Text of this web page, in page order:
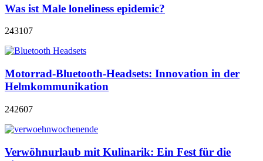
Was ist Male loneliness epidemic?
243107
Motorrad-Bluetooth-Headsets: Innovation in der
Helmkommunikation
242607
Verwöhnurlaub mit Kulinarik: Ein Fest für die